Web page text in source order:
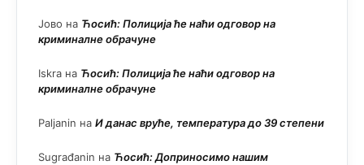
Јово на Ћосић: Полиција ће наћи одговор на
криминалне обрачуне
Iskra на Ћосић: Полиција ће наћи одговор на
криминалне обрачуне
Paljanin на И данас вруће, температура до 39 степени
Sugrađanin на Ћосић: Доприносимо нашим